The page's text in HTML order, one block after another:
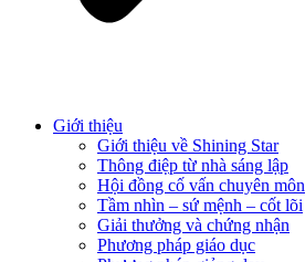
Giới thiệu
Giới thiệu về Shining Star
Thông điệp từ nhà sáng lập
Hội đồng cố vấn chuyên môn
Tầm nhìn – sứ mệnh – cốt lõi
Giải thưởng và chứng nhận
Phương pháp giáo dục